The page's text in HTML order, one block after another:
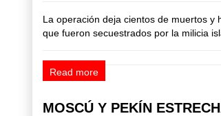
La operación deja cientos de muertos
que fueron secuestrados por la milicia
Read more
MOSCÚ Y PEKÍN